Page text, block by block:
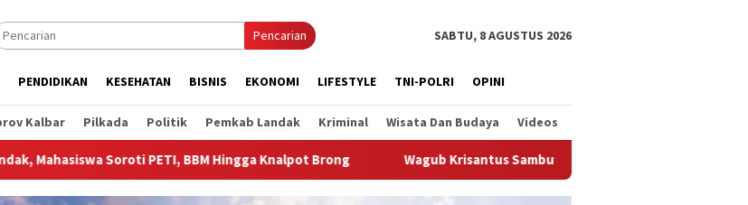
Pencarian SABTU, 8 AGUSTUS 2026
PENDIDIKAN KESEHATAN BISNIS EKONOMI LIFESTYLE TNI-POLRI OPINI
Kalbar Pilkada Politik Pemkab Landak Kriminal Wisata Dan Budaya Videos
Knalpot Brong Wagub Krisantus Sambut Kembali Berjalannya Ekspor Alumina, Dorong Penguatan